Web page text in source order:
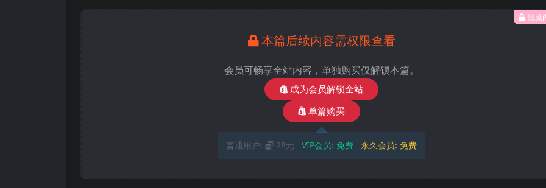
隐藏
本篇后续内容需权限查看
会员可畅享全站内容，单独购买仅解锁本篇。
成为会员解锁全站
单篇购买
普通用户: 28元 VIP会员: 免费 永久会员:免费